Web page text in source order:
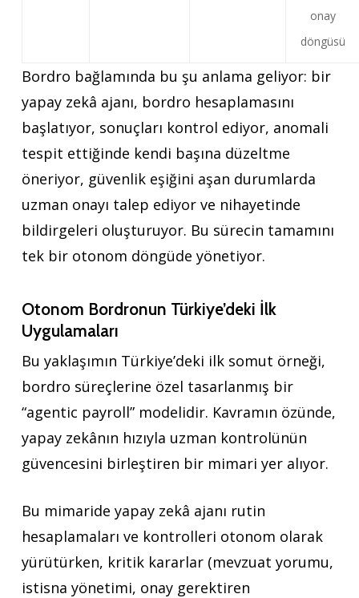
onay
döngüsü
Bordro bağlamında bu şu anlama geliyor: bir
yapay zekâ ajanı, bordro hesaplamasını
başlatıyor, sonuçları kontrol ediyor, anomali
tespit ettiğinde kendi başına düzeltme
öneriyor, güvenlik eşiğini aşan durumlarda
uzman onayı talep ediyor ve nihayetinde
bildirgeleri oluşturuyor. Bu sürecin tamamını
tek bir otonom döngüde yönetiyor.
Otonom Bordronun Türkiye’deki İlk
Uygulamaları
Bu yaklaşımın Türkiye’deki ilk somut örneği,
bordro süreçlerine özel tasarlanmış bir
“agentic payroll” modelidir. Kavramın özünde,
yapay zekânın hızıyla uzman kontrolünün
güvencesini birleştiren bir mimari yer alıyor.
Bu mimaride yapay zekâ ajanı rutin
hesaplamaları ve kontrolleri otonom olarak
yürütürken, kritik kararlar (mevzuat yorumu,
istisna yönetimi, onay gerektiren